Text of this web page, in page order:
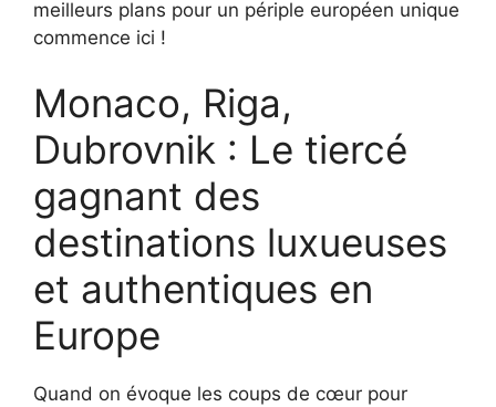
meilleurs plans pour un périple européen unique
commence ici !
Monaco, Riga,
Dubrovnik : Le tiercé
gagnant des
destinations luxueuses
et authentiques en
Europe
Quand on évoque les coups de cœur pour